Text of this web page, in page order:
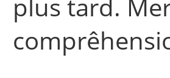
plus tard.